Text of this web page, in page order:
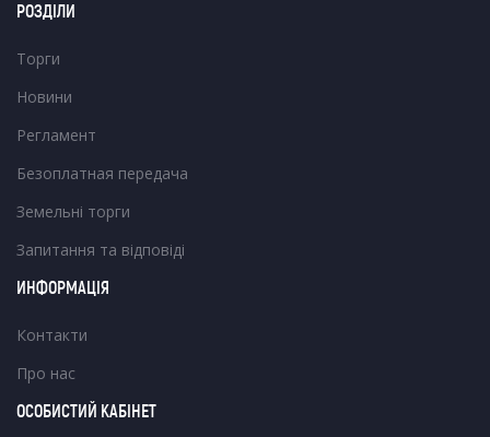
РОЗДІЛИ
Торги
Новини
Регламент
Безоплатная передача
Земельні торги
Запитання та відповіді
ИНФОРМАЦІЯ
Контакти
Про нас
ОСОБИСТИЙ КАБІНЕТ